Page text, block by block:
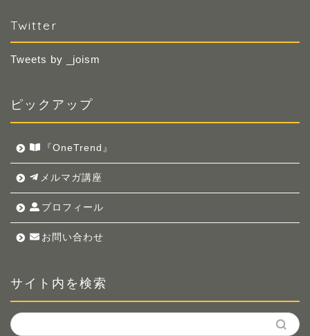
Twitter
Tweets by _joism
ピックアップ
『OneTrend』
メルマガ講座
プロフィール
お問い合わせ
サイト内を検索